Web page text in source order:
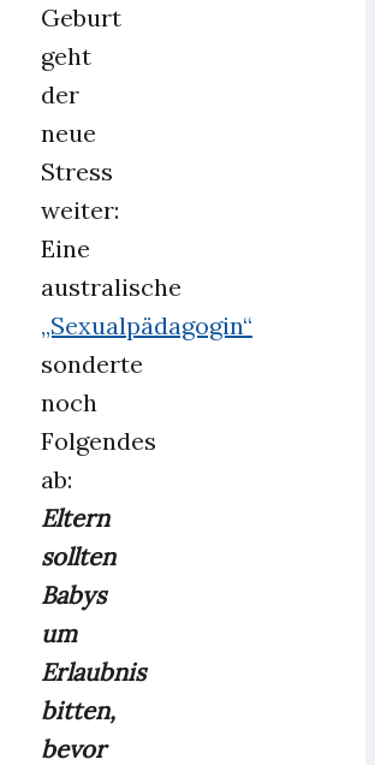
Geburt
geht
der
neue
Stress
weiter:
Eine
australische
„Sexualpädagogin“
sonderte
noch
Folgendes
ab:
Eltern
sollten
Babys
um
Erlaubnis
bitten,
bevor